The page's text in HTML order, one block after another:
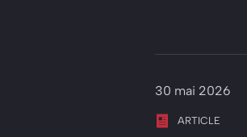
30 mai 2026
ARTICLE